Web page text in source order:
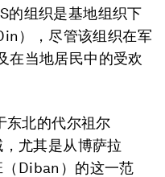
的组织是基地组织下
），尽管该组织在军
在当地居民中的受欢
东北的代尔祖尔
尤其是从博萨拉
（Diban）的这一范